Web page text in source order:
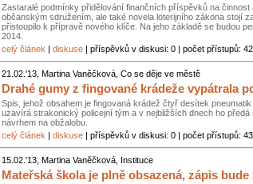
Zastaralé podmínky přidělování finančních příspěvků na činnost
občanským sdružením, ale také novela loterijního zákona stojí
přistoupilo k přípravě nového klíče. Na jeho základě se budou
2014.
celý článek | diskuse | příspěvků v diskusi: 0 | počet přístupů:
21.02.'13, Martina Vaněčková, Co se děje ve městě
Drahé gumy z fingované krádeže vypátrala
Spis, jehož obsahem je fingovaná krádež čtyř desítek
uzavírá strakonický policejní tým a v nejbližších dnech ho předá
návrhem na obžalobu.
celý článek | diskuse | příspěvků v diskusi: 0 | počet přístupů:
15.02.'13, Martina Vaněčková, Instituce
Mateřská škola je plně obsazená, zápis